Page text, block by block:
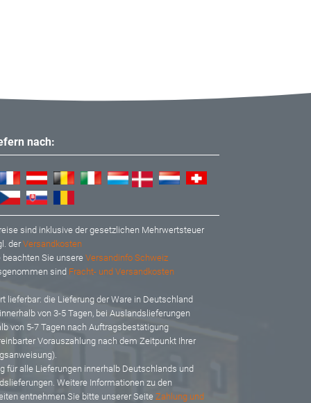
nach:
sind inklusive der gesetzlichen Mehrwertsteuer
derVersandkosten
Sie unsereVersandinfo Schweiz
sind Fracht- und Versandkosten
lieferbar: die Lieferung der Ware in Deutschland
von 3-5 Tagen, bei Auslandslieferungen
von 5-7 Tagen nach Auftragsbestätigung
Vorauszahlung nach dem Zeitpunkt Ihrer
für alle Lieferungen innerhalb Deutschlands und
Weitere Informationen zu den
entnehmen Sie bitte unserer Seite Zahlung und